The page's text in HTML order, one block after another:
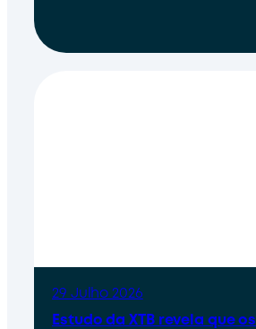
29 Julho 2026
Estudo da XTB revela que os